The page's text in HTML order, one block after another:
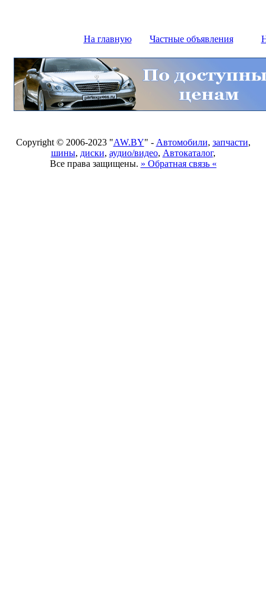
На главную Частные объявления
Copyright © 2006-2023 "AW.BY" - Автомобили, запчасти,
шины, диски, аудио/видео, Автокаталог,
Все права защищены. » Обратная связь «